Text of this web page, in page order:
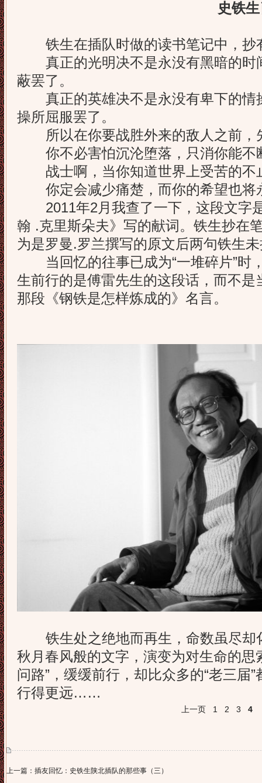
史铁
铁生在插队时做的读书笔记中，抄
真正的光明决不是永没有黑暗的时
蔽罢了。
真正的英雄决不是永没有卑下的情
操所屈服罢了。
所以在你要战胜外来的敌人之前，
你不必害怕沉沦堕落，只消你能不
战士啊，当你知道世界上受苦的不
你定会减少痛楚，而你的希望也将
2011年2月我查了一下，这段文字
翰 .克里斯朵夫》写的献词。铁生抄在
为是罗曼.罗兰撰写的原文后两句铁生
当回忆的往事已成为“一堆碎片”时
生前行的是傅雷先生的这段话，而不是
那段《钢铁是怎样炼成的》名言。
铁生处之绝地而再生，命数虽尽却
秋月春风般的文字，演变为对生命的
问路”，缓缓前行，却比众多的“老三届
行得更远……
上一页 1 2 3 4
上一篇：插友回忆：史铁生陕北插队的那些事（三）